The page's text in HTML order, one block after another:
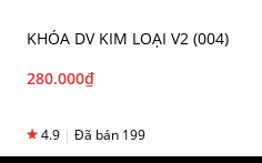
KHÓA DV KIM LOẠI V2 (004)
280.000₫
4.9 | Đã bán 199